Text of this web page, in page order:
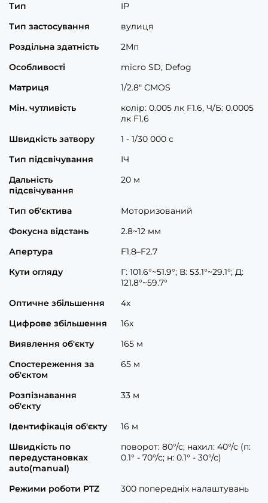
Тип
IP
Тип застосування
вулиця
Роздільна здатність
2Мп
Особливості
micro SD, Defog
Матриця
1/2.8" CMOS
Мін. чутливість
колір: 0.005 лк F1.6, Ч/Б: 0.0005
лк F1.6
Швидкість затвору
1 - 1/30 000 с
Тип підсвічування
ІЧ
Дальність
підсвічування
20 м
Тип об'єктива
Моторизований
Фокусна відстань
2.8~12 мм
Апертура
F1.8–F2.7
Кути огляду
Г: 101.6°~51.9°; В: 53.1°~29.1°; Д:
121.8°~59.7°
Оптичне збільшення
4x
Цифрове збільшення
16x
Виявлення об'єкту
165 м
Спостереження за
об'єктом
65 м
Розпізнавання
об'єкту
33 м
Ідентифікація об'єкту
16 м
Швидкість по
передустановках
auto(manual)
поворот: 80°/с; нахил: 40°/с (п:
0.1° - 70°/с; н: 0.1° - 30°/с)
Режими роботи PTZ
300 попередніх налаштувань